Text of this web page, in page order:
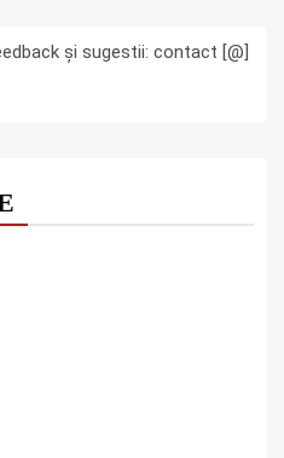
și sugestii: contact [@]